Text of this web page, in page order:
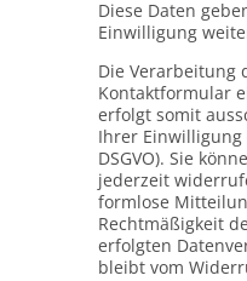
Diese Daten
Einwilligung
Die Verarbeitung
Kontaktformular
erfolgt somit
Ihrer Einwilligung
DSGVO). Sie
jederzeit
formlose
Rechtmäßigkeit
erfolgten
bleibt vom